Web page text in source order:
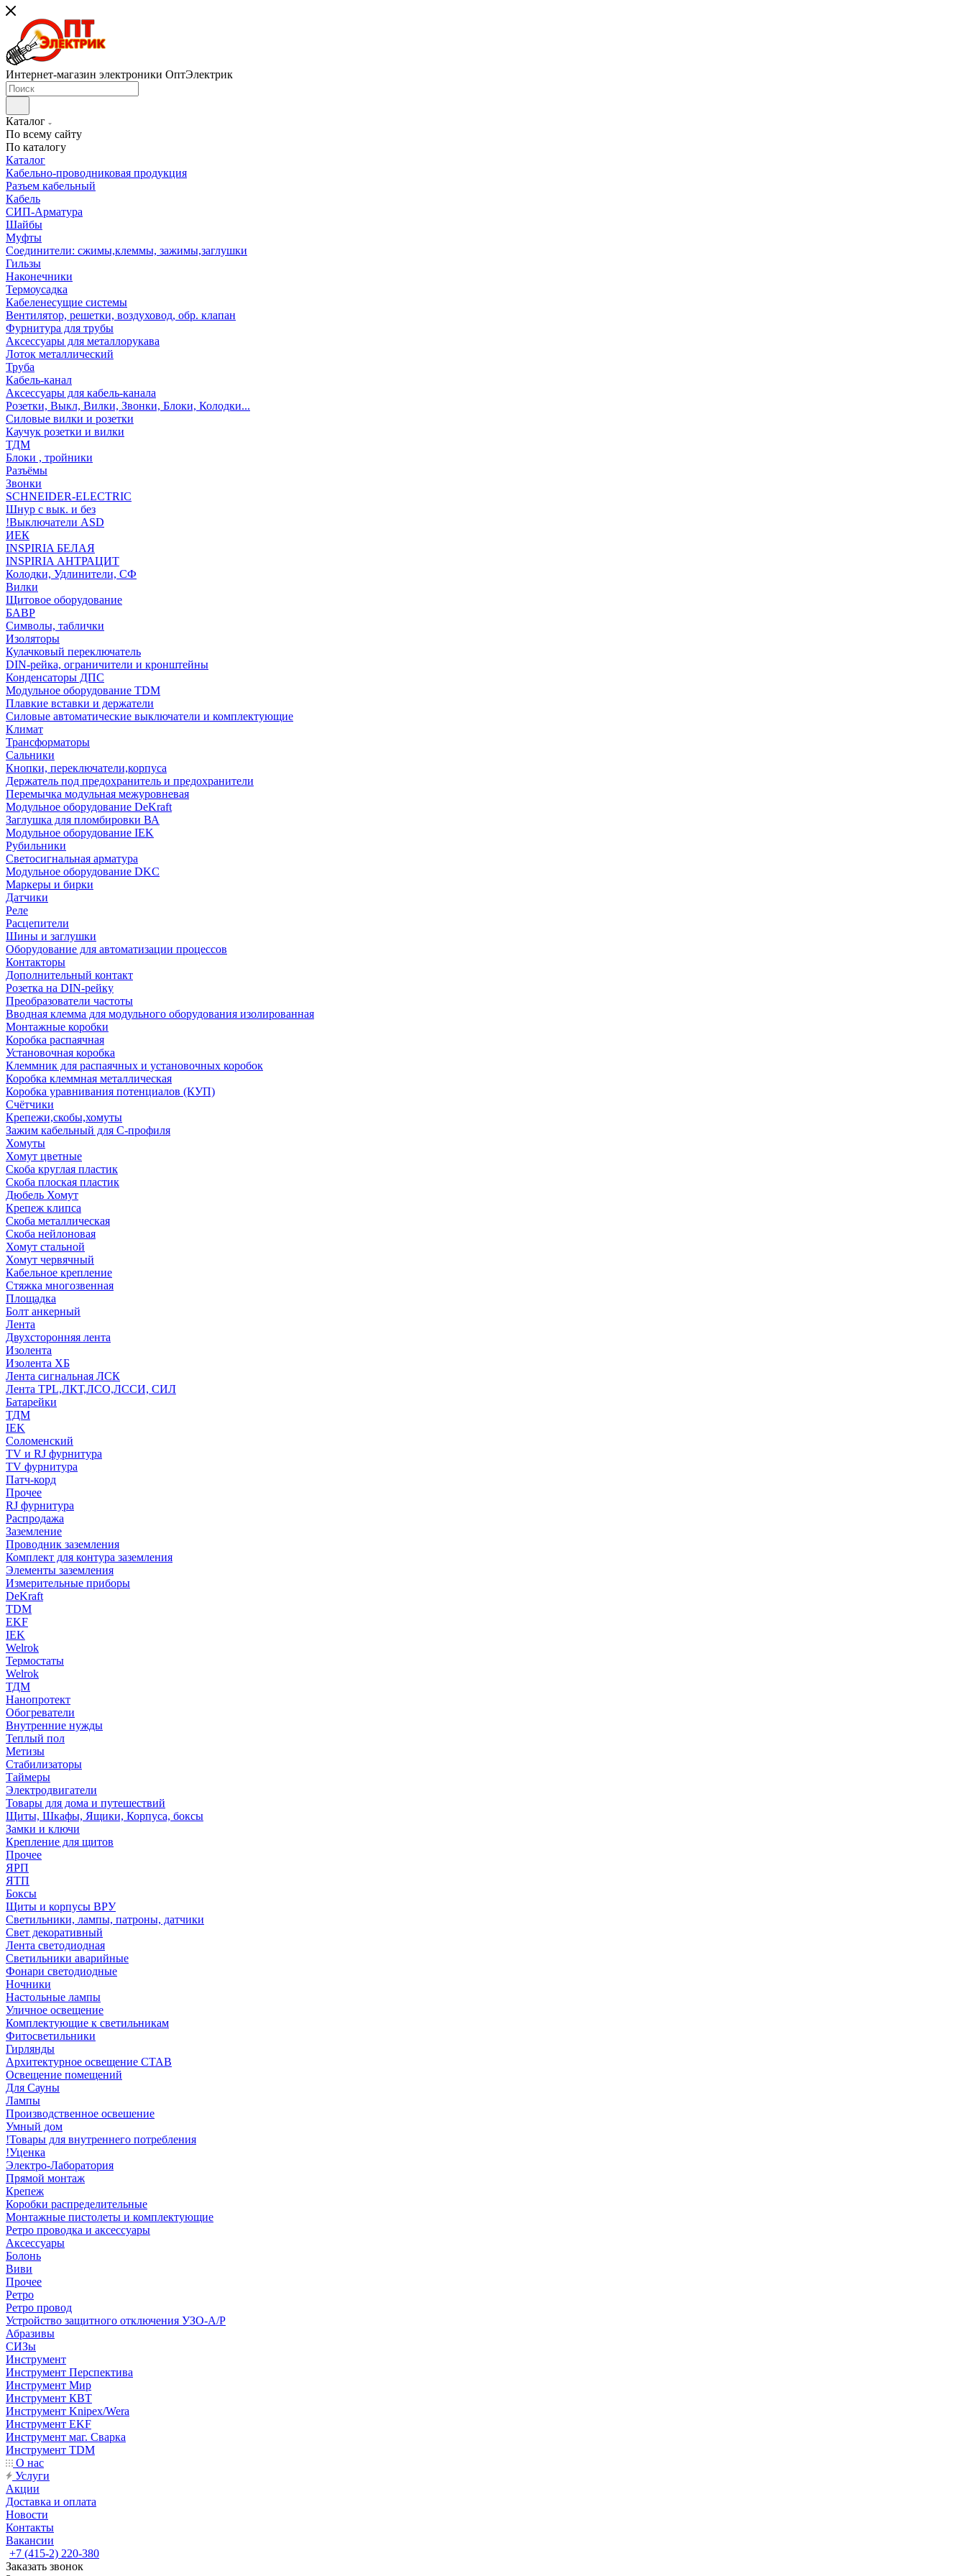
Интернет-магазин электроники ОптЭлектрик
Каталог
По всему сайту
По каталогу
Каталог
Кабельно-проводниковая продукция
Разъем кабельный
Кабель
СИП-Арматура
Шайбы
Муфты
Соединители: сжимы,клеммы, зажимы,заглушки
Гильзы
Наконечники
Термоусадка
Кабеленесущие системы
Вентилятор, решетки, воздуховод, обр. клапан
Фурнитура для трубы
Аксессуары для металлорукава
Лоток металлический
Труба
Кабель-канал
Аксессуары для кабель-канала
Розетки, Выкл, Вилки, Звонки, Блоки, Колодки...
Силовые вилки и розетки
Каучук розетки и вилки
ТДМ
Блоки , тройники
Разъёмы
Звонки
SCHNEIDER-ELECTRIC
Шнур с вык. и без
!Выключатели ASD
ИЕК
INSPIRIA БЕЛАЯ
INSPIRIA АНТРАЦИТ
Колодки, Удлинители, СФ
Вилки
Щитовое оборудование
БАВР
Символы, таблички
Изоляторы
Кулачковый переключатель
DIN-рейка, ограничители и кронштейны
Конденсаторы ДПС
Модульное оборудование TDM
Плавкие вставки и держатели
Силовые автоматические выключатели и комплектующие
Климат
Трансформаторы
Сальники
Кнопки, переключатели,корпуса
Держатель под предохранитель и предохранители
Перемычка модульная межуровневая
Модульное оборудование DeKraft
Заглушка для пломбировки ВА
Модульное оборудование IEK
Рубильники
Светосигнальная арматура
Модульное оборудование DKC
Маркеры и бирки
Датчики
Реле
Расцепители
Шины и заглушки
Оборудование для автоматизации процессов
Контакторы
Дополнительный контакт
Розетка на DIN-рейку
Преобразователи частоты
Вводная клемма для модульного оборудования изолированная
Монтажные коробки
Коробка распаячная
Установочная коробка
Клеммник для распаячных и установочных коробок
Коробка клеммная металлическая
Коробка уравнивания потенциалов (КУП)
Счётчики
Крепежи,скобы,хомуты
Зажим кабельный для С-профиля
Хомуты
Хомут цветные
Скоба круглая пластик
Скоба плоская пластик
Дюбель Хомут
Крепеж клипса
Скоба металлическая
Скоба нейлоновая
Хомут стальной
Хомут червячный
Кабельное крепление
Стяжка многозвенная
Площадка
Болт анкерный
Лента
Двухсторонняя лента
Изолента
Изолента ХБ
Лента сигнальная ЛСК
Лента TPL,ЛКТ,ЛСО,ЛССИ, СИЛ
Батарейки
ТДМ
IEK
Соломенский
TV и RJ фурнитура
TV фурнитура
Патч-корд
Прочее
RJ фурнитура
Распродажа
Заземление
Проводник заземления
Комплект для контура заземления
Элементы заземления
Измерительные приборы
DeKraft
TDM
EKF
IEK
Welrok
Термостаты
Welrok
ТДМ
Нанопротект
Обогреватели
Внутренние нужды
Теплый пол
Метизы
Стабилизаторы
Таймеры
Электродвигатели
Товары для дома и путешествий
Щиты, Шкафы, Ящики, Корпуса, боксы
Замки и ключи
Крепление для щитов
Прочее
ЯРП
ЯТП
Боксы
Щиты и корпусы ВРУ
Светильники, лампы, патроны, датчики
Свет декоративный
Лента светодиодная
Светильники аварийные
Фонари светодиодные
Ночники
Настольные лампы
Уличное освещение
Комплектующие к светильникам
Фитосветильники
Гирлянды
Архитектурное освещение СТАВ
Освещение помещений
Для Сауны
Лампы
Производственное освешение
Умный дом
!Товары для внутреннего потребления
!Уценка
Электро-Лаборатория
Прямой монтаж
Крепеж
Коробки распределительные
Монтажные пистолеты и комплектующие
Ретро проводка и аксессуары
Аксессуары
Болонь
Виви
Прочее
Ретро
Ретро провод
Устройство защитного отключения УЗО-А/Р
Абразивы
СИЗы
Инструмент
Инструмент Перспектива
Инструмент Мир
Инструмент КВТ
Инструмент Knipex/Wera
Инструмент EKF
Инструмент маг. Сварка
Инструмент TDM
О нас
Услуги
Акции
Доставка и оплата
Новости
Контакты
Вакансии
+7 (415-2) 220-380
Заказать звонок